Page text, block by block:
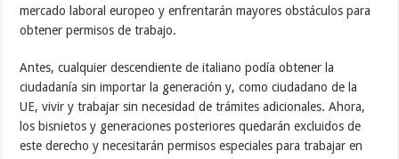
mercado laboral europeo y enfrentarán mayores obstáculos para
obtener permisos de trabajo.
Antes, cualquier descendiente de italiano podía obtener la
ciudadanía sin importar la generación y, como ciudadano de la
UE, vivir y trabajar sin necesidad de trámites adicionales. Ahora,
los bisnietos y generaciones posteriores quedarán excluidos de
este derecho y necesitarán permisos especiales para trabajar en